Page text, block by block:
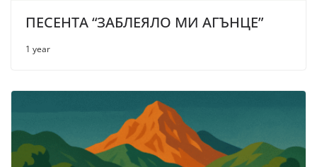
ПЕСЕНТА “ЗАБЛЕЯЛО МИ АГЪНЦЕ”
1 year